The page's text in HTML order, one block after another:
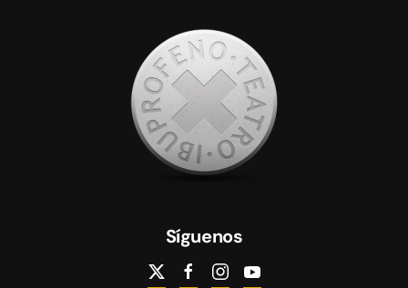
Síguenos